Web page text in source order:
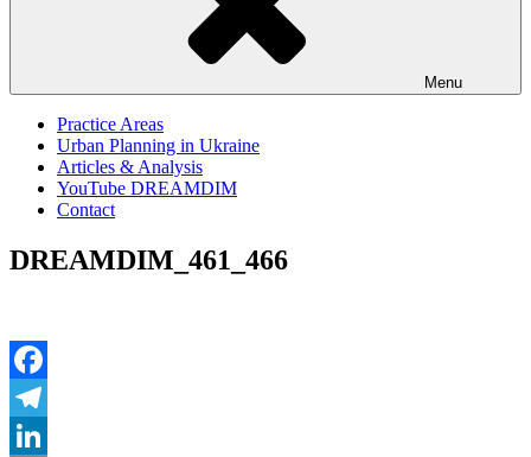
Menu
Practice Areas
Urban Planning in Ukraine
Articles & Analysis
YouTube DREAMDIM
Contact
DREAMDIM_461_466
Facebook
Telegram